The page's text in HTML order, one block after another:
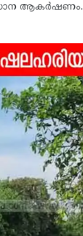
ആകർഷണം.